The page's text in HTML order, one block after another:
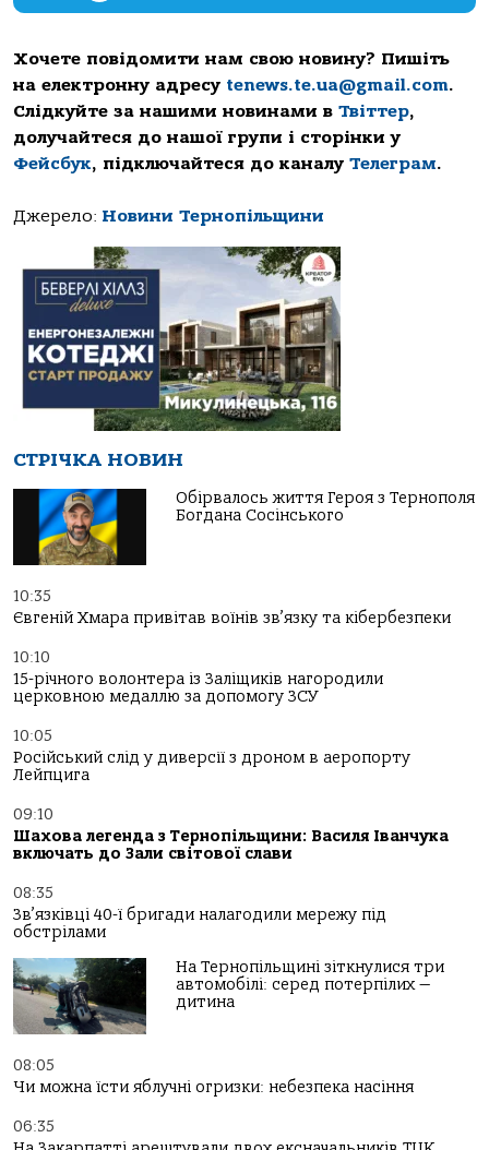
Хочете повідомити нам свою новину? Пишіть
на електронну адресу tenews.te.ua@gmail.com.
Слідкуйте за нашими новинами в Твіттер,
долучайтеся до нашої групи і сторінки у
Фейсбук, підключайтеся до каналу Телеграм.
Джерело: Новини Тернопільщини
СТРІЧКА НОВИН
Обірвалось життя Героя з Тернополя
Богдана Сосінського
10:35
Євгеній Хмара привітав воїнів зв’язку та кібербезпеки
10:10
15-річного волонтера із Заліщиків нагородили
церковною медаллю за допомогу ЗСУ
10:05
Російський слід у диверсії з дроном в аеропорту
Лейпцига
09:10
Шахова легенда з Тернопільщини: Василя Іванчука
включать до Зали світової слави
08:35
Зв’язківці 40-ї бригади налагодили мережу під
обстрілами
На Тернопільщині зіткнулися три
автомобілі: серед потерпілих —
дитина
08:05
Чи можна їсти яблучні огризки: небезпека насіння
06:35